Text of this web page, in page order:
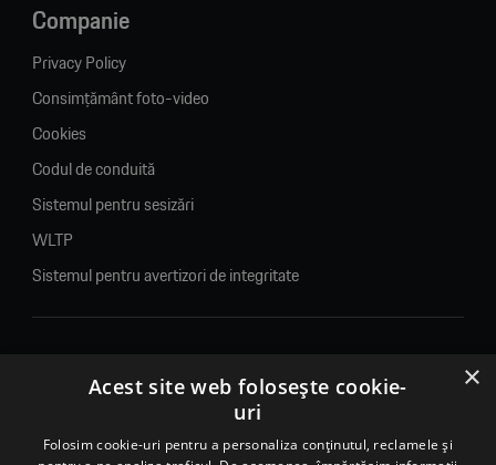
Companie
Privacy Policy
Consimțământ foto-video
Cookies
Codul de conduită
Sistemul pentru sesizări
WLTP
Sistemul pentru avertizori de integritate
© 2026. Porsche Inter Auto Romania. Toate drepturile rezervate.
Porsche Inter Auto Romania SRL
RO22188461 J2007002067233
×
Acest site web folosește cookie-
uri
Folosim cookie-uri pentru a personaliza conținutul, reclamele și